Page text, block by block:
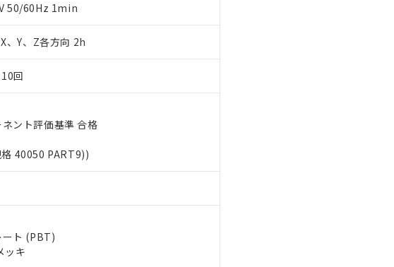
50/60Hz 1min
、Y、Z各方向 2h
回
ント評価基準 合格
40050 PART9))
ート (PBT)
ッキ
タル酸エステル類４物質の対応では、対応完了までの期間は出荷製品に未対応品が
欄に対応日を記載しておりました。
の在庫切替を完了していることから、特段のことがない限り、2022年1月12日よ